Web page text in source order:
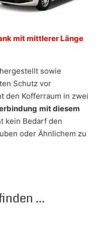
mit mittlerer Länge
sowie
Schutz vor
den Kofferraum in zwei
mit diesem
kein Bedarf den
oder Ähnlichem zu
...